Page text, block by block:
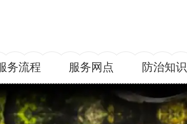
务流程 服务网点 防治知识